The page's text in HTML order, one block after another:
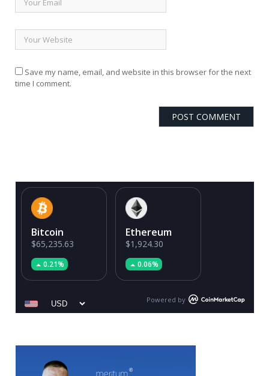
Save my name, email, and website in this browser for the next
time I comment.
Bitcoin
$65,235.63
0.21%
Ethereum
$1,924.30
0.06%
Powered by